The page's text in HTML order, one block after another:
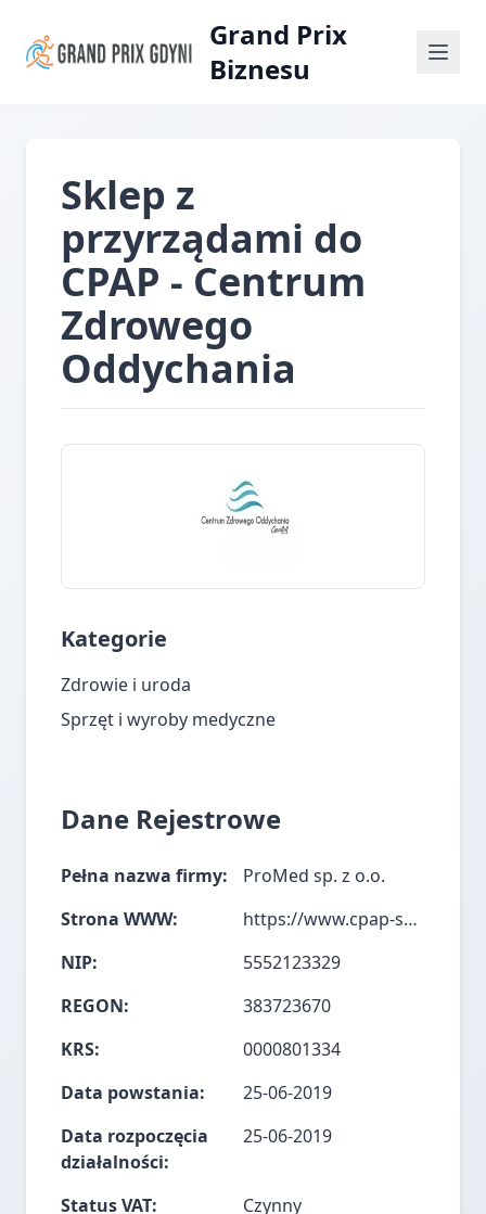
Grand Prix
Biznesu
Sklep z
przyrządami do
CPAP - Centrum
Zdrowego
Oddychania
Kategorie
Zdrowie i uroda
Sprzęt i wyroby medyczne
Dane Rejestrowe
Pełna nazwa firmy:
ProMed sp. z o.o.
Strona WWW:
https://www.cpap-sklep.pl/
NIP:
5552123329
REGON:
383723670
KRS:
0000801334
Data powstania:
25-06-2019
Data rozpoczęcia
działalności:
25-06-2019
Status VAT:
Czynny